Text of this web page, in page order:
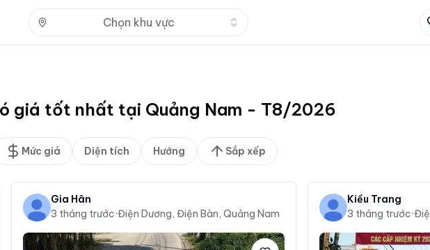
Chọn khu vực Nhấn để mở danh sách các khu
giá tốt nhất tại Quảng Nam - T8/2026
Mức giá Diện tích Hướng Sắp xếp
Gia Hân
3 tháng trước·Điện Dương, Điện Bàn, Quảng Nam
Kiều Trang
3 tháng trước·